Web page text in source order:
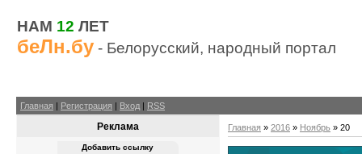
НАМ 12 ЛЕТ
беЛн.бу - Белорусский, народный портал
Главная | Регистрация | Вход | RSS
Реклама
Добавить ссылку
Главная » 2016 » Ноябрь » 20